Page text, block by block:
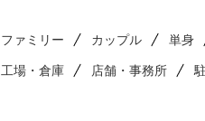
ファミリー カップル 単身
工場・倉庫 店舗・事務所